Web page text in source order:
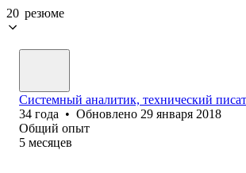
20 резюме
Системный аналитик, технический
34 года • Обновлено 29 января 2018
Общий опыт
5 месяцев